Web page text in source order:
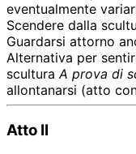
eventualmente
Scendere dalla
Guardarsi attorno
Alternativa per
scultura A prova di
allontanarsi (atto
Atto II